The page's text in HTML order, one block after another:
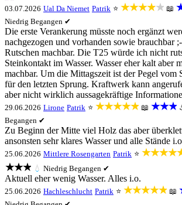
03.07.2026 Ual Da Niemet Patrik ⭐ ★★★★★ 📖
Niedrig Begangen ✔
Die erste Verankerung müsste noch ergänzt
nachgezogen und vorhanden sowie brauchbar
Rutschen machbar. Die T25 würde ich nicht
Steinkontakt im Wasser. Wasser eher kalt aber
machbar. Um die Mittagszeit ist der Pegel vom
für den letzten Sprung. Kraftwerk kann
aber nicht wirklich aussagekräftige
29.06.2026 Lirone Patrik ⭐ ★★★★★ 📖 ★★★
Begangen ✔
Zu Beginn der Mitte viel Holz das aber
ansonsten sehr klares Wasser und alle Stände
25.06.2026 Mittlere Rosengarten Patrik ⭐
★★★ 💧 Niedrig Begangen ✔
Aktuell eher wenig Wasser. Alles i.o.
25.06.2026 Hachleschlucht Patrik ⭐ ★★★★★ 📖